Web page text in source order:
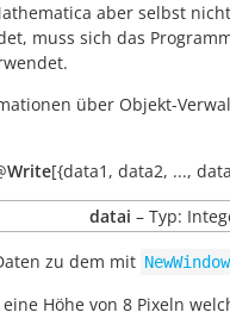
aber selbst
muss sich das
über Objekt-
Write[{data1 , data2, ...,
datai – Typ:
zu dem mit
eine Höhe von 8 Pixeln